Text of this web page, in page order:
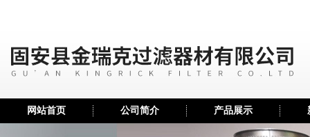
网站首页 公司简介 产品展示